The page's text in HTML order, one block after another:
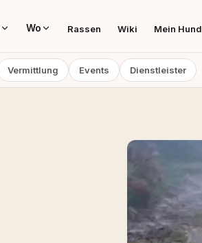
Wo Rassen Wiki Mein Hund
Vermittlung Events Dienstleister